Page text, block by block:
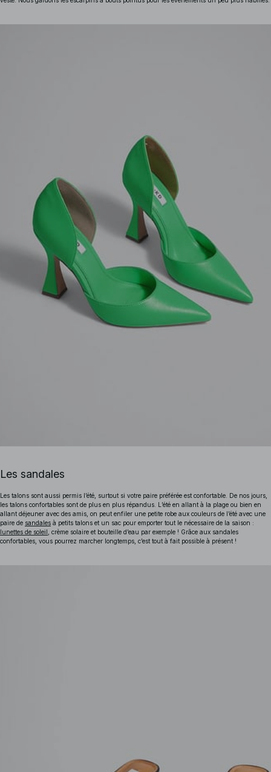
Les sandales
Les talons sont aussi permis l’été, surtout si votre paire préférée est confortable. De nos jours,
les talons confortables sont de plus en plus répandus. L’été en allant à la plage ou bien en
allant déjeuner avec des amis, on peut enfiler une petite robe aux couleurs de l’été avec une
paire de sandales à petits talons et un sac pour emporter tout le nécessaire de la saison :
lunettes de soleil , crème solaire et bouteille d’eau par exemple ! Grâce aux sandales
confortables, vous pourrez marcher longtemps, c’est tout à fait possible à présent !